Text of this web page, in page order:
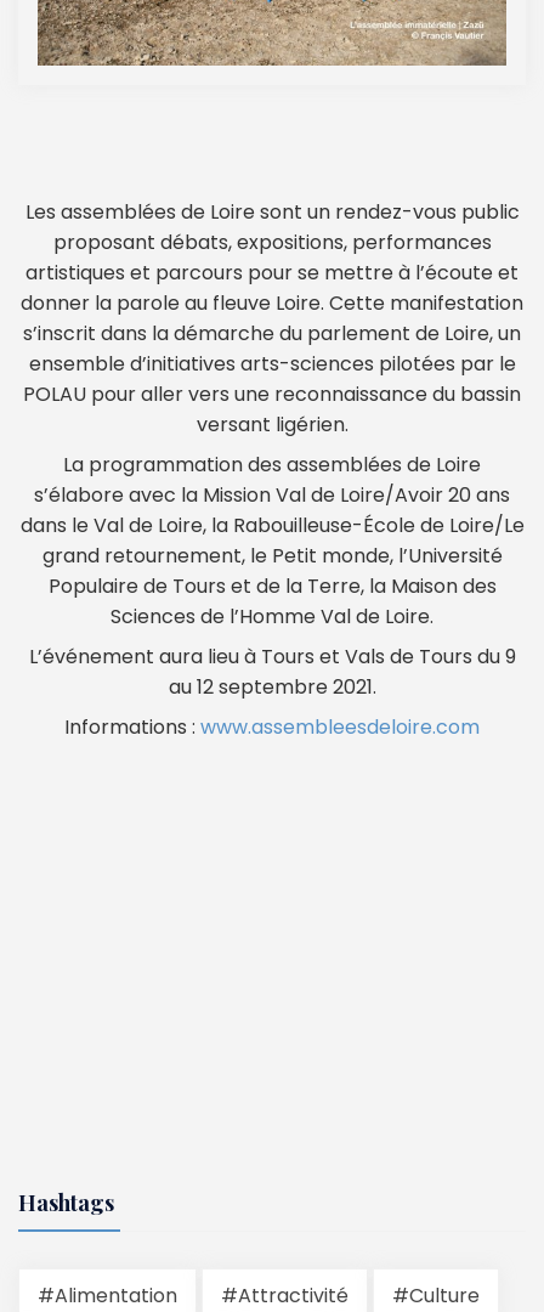
Les assemblées de Loire sont un rendez-vous public
proposant débats, expositions, performances
artistiques et parcours pour se mettre à l’écoute et
donner la parole au fleuve Loire. Cette manifestation
s’inscrit dans la démarche du parlement de Loire, un
ensemble d’initiatives arts-sciences pilotées par le
POLAU pour aller vers une reconnaissance du bassin
versant ligérien.
La programmation des assemblées de Loire
s’élabore avec la Mission Val de Loire/Avoir 20 ans
dans le Val de Loire, la Rabouilleuse-École de Loire/Le
grand retournement, le Petit monde, l’Université
Populaire de Tours et de la Terre, la Maison des
Sciences de l’Homme Val de Loire.
L’événement aura lieu à Tours et Vals de Tours du 9
au 12 septembre 2021.
Informations : www.assembleesdeloire.com
Hashtags
#Alimentation #Attractivité #Culture